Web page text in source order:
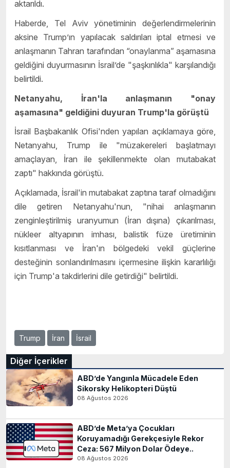
aktarıldı.
Haberde, Tel Aviv yönetiminin değerlendirmelerinin
aksine Trump’ın yapılacak saldırıları iptal etmesi ve
anlaşmanın Tahran tarafından “onaylanma” aşamasına
geldiğini duyurmasının İsrail’de "şaşkınlıkla" karşılandığı
belirtildi.
Netanyahu, İran'la anlaşmanın "onay
aşamasına" geldiğini duyuran Trump'la görüştü
İsrail Başbakanlık Ofisi'nden yapılan açıklamaya göre,
Netanyahu, Trump ile "müzakereleri başlatmayı
amaçlayan, İran ile şekillenmekte olan mutabakat
zaptı" hakkında görüştü.
Açıklamada, İsrail'in mutabakat zaptına taraf olmadığını
dile getiren Netanyahu'nun, "nihai anlaşmanın
zenginleştirilmiş uranyumun (İran dışına) çıkarılması,
nükleer altyapının imhası, balistik füze üretiminin
kısıtlanması ve İran'ın bölgedeki vekil güçlerine
desteğinin sonlandırılmasını içermesine ilişkin kararlılığı
için Trump'a takdirlerini dile getirdiği" belirtildi.
Trump İran İsrail
Diğer İçerikler
ABD’de Yangınla Mücadele Eden
Sikorsky Helikopteri Düştü
08 Ağustos 2026
ABD’de Meta’ya Çocukları
Koruyamadığı Gerekçesiyle Rekor
Ceza: 567 Milyon Dolar Ödeye..
08 Ağustos 2026